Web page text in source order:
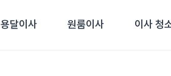
용달이사 원룸이사 이사 청